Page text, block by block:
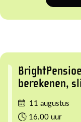
berekenen,
11 augustus
16.00 uur